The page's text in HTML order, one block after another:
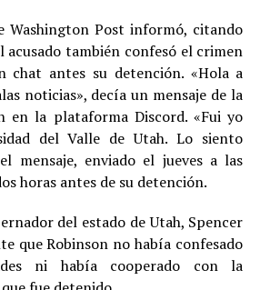
Washington Post informó, citando
acusado también confesó el crimen
chat antes su detención. «Hola a
noticias», decía un mensaje de la
en la plataforma Discord. «Fui yo
del Valle de Utah. Lo siento
mensaje, enviado el jueves a las
horas antes de su detención.
del estado de Utah, Spencer
que Robinson no había confesado
ni había cooperado con la